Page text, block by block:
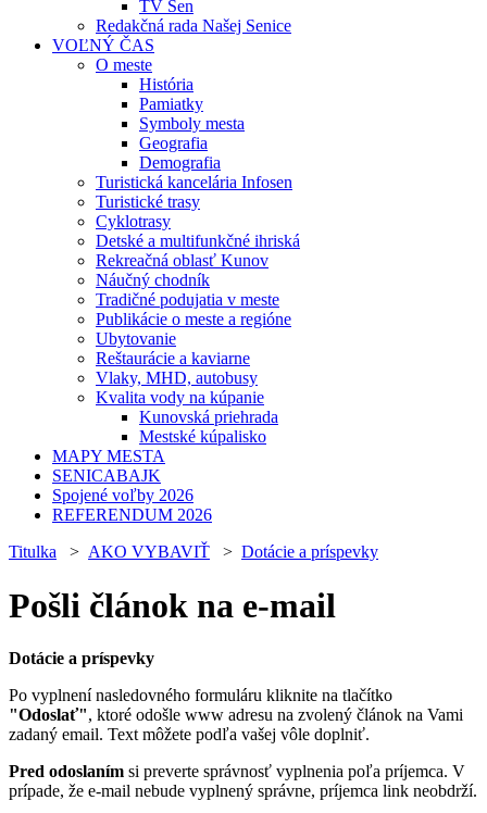
TV Sen
Redakčná rada Našej Senice
VOĽNÝ ČAS
O meste
História
Pamiatky
Symboly mesta
Geografia
Demografia
Turistická kancelária Infosen
Turistické trasy
Cyklotrasy
Detské a multifunkčné ihriská
Rekreačná oblasť Kunov
Náučný chodník
Tradičné podujatia v meste
Publikácie o meste a regióne
Ubytovanie
Reštaurácie a kaviarne
Vlaky, MHD, autobusy
Kvalita vody na kúpanie
Kunovská priehrada
Mestské kúpalisko
MAPY MESTA
SENICABAJK
Spojené voľby 2026
REFERENDUM 2026
Titulka > AKO VYBAVIŤ > Dotácie a príspevky
Pošli článok na e-mail
Dotácie a príspevky
Po vyplnení nasledovného formuláru kliknite na tlačítko
"Odoslať", ktoré odošle www adresu na zvolený článok na Vami
zadaný email. Text môžete podľa vašej vôle doplniť.
Pred odoslaním si preverte správnosť vyplnenia poľa príjemca. V
prípade, že e-mail nebude vyplnený správne, príjemca link neobdrží.